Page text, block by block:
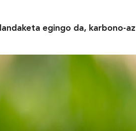
egingo da, karbono-